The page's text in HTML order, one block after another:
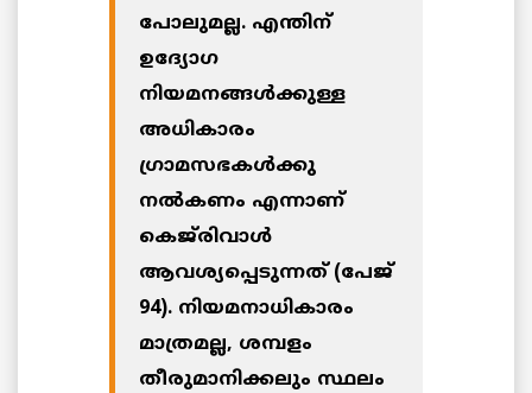
പോലുമല്ല. എന്തിന്
ഉദ്യോഗ
നിയമനങ്ങള്‍ക്കുള്ള
അധികാരം
ഗ്രാമസഭകള്‍ക്കു
നല്‍കണം എന്നാണ്
കെജ്‌രിവാള്‍
ആവശ്യപ്പെടുന്നത് (പേജ്
94). നിയമനാധികാരം
മാത്രമല്ല, ശമ്പളം
തീരുമാനിക്കലും സ്ഥലം